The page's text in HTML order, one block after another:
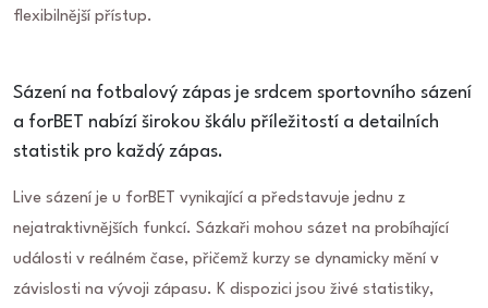
flexibilnější přístup.
Sázení na fotbalový zápas je srdcem sportovního sázení
a forBET nabízí širokou škálu příležitostí a detailních
statistik pro každý zápas.
Live sázení je u forBET vynikající a představuje jednu z
nejatraktivnějších funkcí. Sázkaři mohou sázet na probíhající
události v reálném čase, přičemž kurzy se dynamicky mění v
závislosti na vývoji zápasu. K dispozici jsou živé statistiky,